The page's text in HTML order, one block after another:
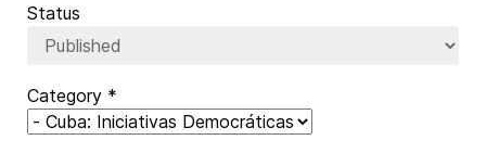
Captcha
Status
Category *